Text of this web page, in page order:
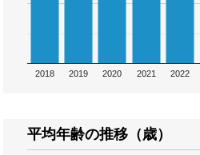
2018 2019 2020 2021 2022
平均年齢の推移（歳）